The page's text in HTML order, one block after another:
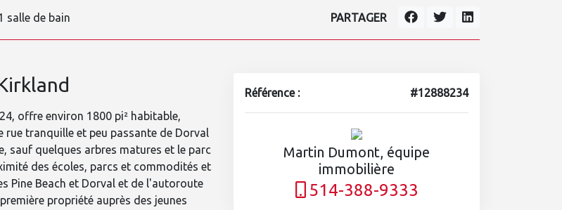
salle de bain PARTAGER
offre environ 1800 pi² habitable,
tranquille et peu passante de Dorval
sauf quelques arbres matures et le parc
des écoles, parcs et commodités et
Pine Beach et Dorval et de l'autoroute
propriété auprès des jeunes
Référence : #12888234
Martin Dumont, équipe
immobilière
514-388-9333